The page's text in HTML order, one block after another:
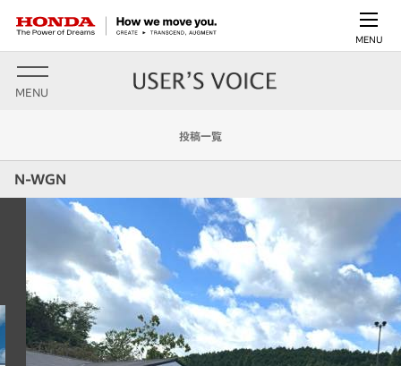
MENU
MENU
投稿一覧
N-WGN